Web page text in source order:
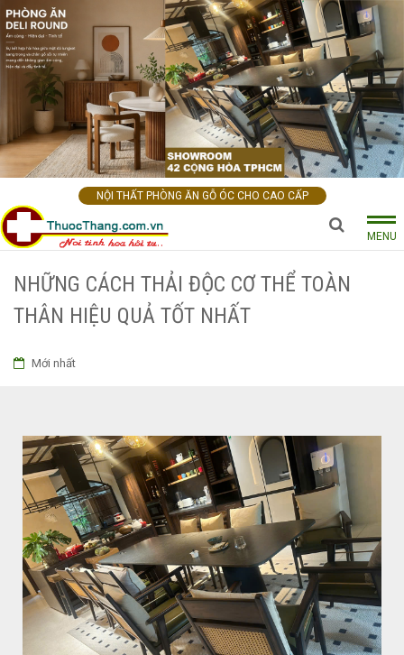
NỘI THẤT PHÒNG ĂN GỖ ÓC CHO CAO CẤP
MENU
NHỮNG CÁCH THẢI ĐỘC CƠ THỂ TOÀN
THÂN HIỆU QUẢ TỐT NHẤT
Mới nhất